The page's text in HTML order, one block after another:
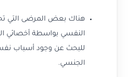
هناك بعض المرضى التي
النفسي بواسطة أخصائي
للبحث عن وجود أسباب
الجنسي.